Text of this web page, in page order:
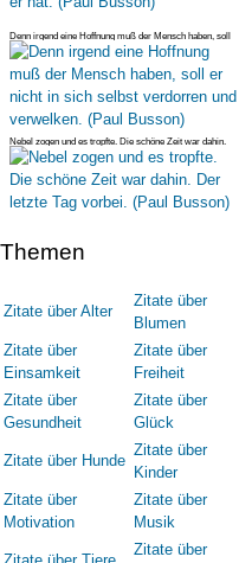
Denn irgend eine Hoffnung muß der Mensch haben, soll
er nicht in sich se
Nebel zogen und es tropfte. Die schöne Zeit war dahin.
Der letzte Tag vo
Themen
Zitate über Alter
Zitate über
Blumen
Zitate über
Einsamkeit
Zitate über
Freiheit
Zitate über
Gesundheit
Zitate über
Glück
Zitate über Hunde
Zitate über
Kinder
Zitate über
Motivation
Zitate über
Musik
Zitate über